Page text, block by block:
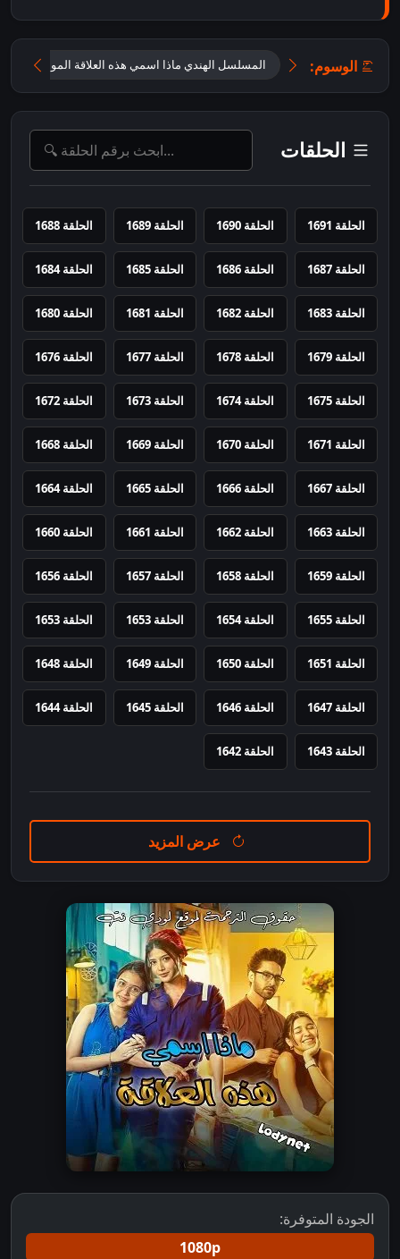
الوسوم: المسلسل الهندي ماذا اسمي هذه العلاقة الموسم الثاني
الحلقات
الحلقة 1691 الحلقة 1690 الحلقة 1689 الحلقة 1688
الحلقة 1687 الحلقة 1686 الحلقة 1685 الحلقة 1684
الحلقة 1683 الحلقة 1682 الحلقة 1681 الحلقة 1680
الحلقة 1679 الحلقة 1678 الحلقة 1677 الحلقة 1676
الحلقة 1675 الحلقة 1674 الحلقة 1673 الحلقة 1672
الحلقة 1671 الحلقة 1670 الحلقة 1669 الحلقة 1668
الحلقة 1667 الحلقة 1666 الحلقة 1665 الحلقة 1664
الحلقة 1663 الحلقة 1662 الحلقة 1661 الحلقة 1660
الحلقة 1659 الحلقة 1658 الحلقة 1657 الحلقة 1656
الحلقة 1655 الحلقة 1654 الحلقة 1653 الحلقة 1653
الحلقة 1651 الحلقة 1650 الحلقة 1649 الحلقة 1648
الحلقة 1647 الحلقة 1646 الحلقة 1645 الحلقة 1644
الحلقة 1643 الحلقة 1642
عرض المزيد
الجودة المتوفرة:
1080p